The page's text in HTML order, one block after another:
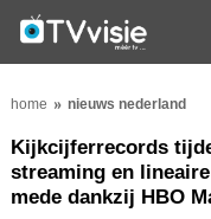
home nieuws nederland
Kijkcijferrecords
streaming en
mede dankzij HBO